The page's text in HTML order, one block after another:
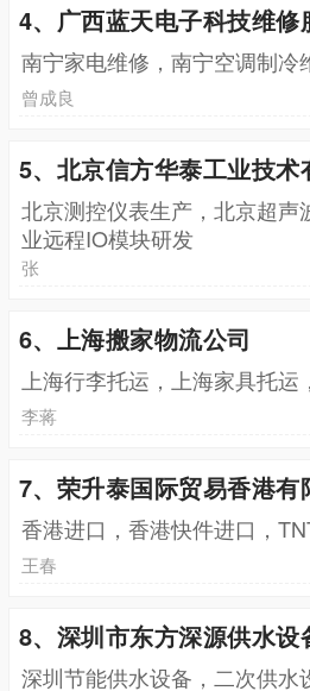
4、广西蓝天电子科技维修
南宁家电维修，南宁空调制冷
曾成良
5、北京信方华泰工业技术
北京测控仪表生产，北京超声
业远程IO模块研发
张
6、上海搬家物流公司
上海行李托运，上海家具托
李蒋
7、荣升泰国际贸易香港有
香港进口，香港快件进口，
王春
8、深圳市东方深源供水设
深圳节能供水设备，二次供水